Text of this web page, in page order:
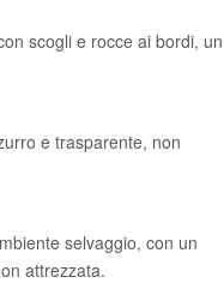
scogli e rocce ai bordi, un
e trasparente, non
selvaggio, con un
attrezzata.